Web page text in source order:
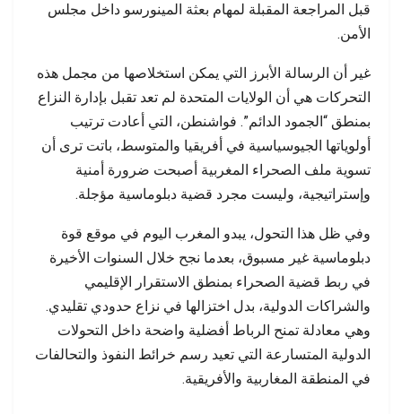
قبل المراجعة المقبلة لمهام بعثة المينورسو داخل مجلس
الأمن.
غير أن الرسالة الأبرز التي يمكن استخلاصها من مجمل هذه
التحركات هي أن الولايات المتحدة لم تعد تقبل بإدارة النزاع
بمنطق “الجمود الدائم”. فواشنطن، التي أعادت ترتيب
أولوياتها الجيوسياسية في أفريقيا والمتوسط، باتت ترى أن
تسوية ملف الصحراء المغربية أصبحت ضرورة أمنية
وإستراتيجية، وليست مجرد قضية دبلوماسية مؤجلة.
وفي ظل هذا التحول، يبدو المغرب اليوم في موقع قوة
دبلوماسية غير مسبوق، بعدما نجح خلال السنوات الأخيرة
في ربط قضية الصحراء بمنطق الاستقرار الإقليمي
والشراكات الدولية، بدل اختزالها في نزاع حدودي تقليدي.
وهي معادلة تمنح الرباط أفضلية واضحة داخل التحولات
الدولية المتسارعة التي تعيد رسم خرائط النفوذ والتحالفات
في المنطقة المغاربية والأفريقية.